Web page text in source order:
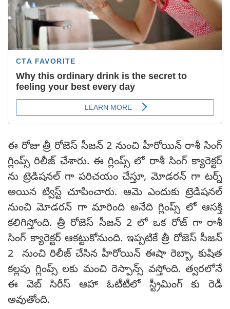
ఈ రోజు త్రీ రోజెస్ సీజన్ 2 నుంచి హీరోయిన్ రాశీ సింగ్
గ్లింప్స్ రిలీజ్ చేశారు. ఈ గ్లింప్స్ లో రాశీ సింగ్ క్యారెక్టర్
ను ట్రెడిషనల్ గా పరిచయం చేస్తూ, మోడరన్ గా టర్న్
అయిన ట్విస్ట్ చూపించారు. ఆమె ఎందుకు ట్రెడిషనల్
నుంచి మోడరన్ గా మారింది అనేది గ్లింప్స్ లో ఆసక్తి
కలిగిస్తోంది. త్రీ రోజెస్ సీజన్ 2 లో ఒక రోజ్ గా రాశీ
సింగ్ క్యారెక్టర్ ఆకట్టుకోనుంది. ఇప్పటికే త్రీ రోజెస్ సీజన్
2 నుంచి రిలీజ్ చేసిన హీరోయిన్ ఈషా రెబ్బా, కుషిత
కల్లపు గ్లింప్స్ లకు మంచి రెస్పాన్స్ వస్తోంది. త్వరలోనే
ఈ వెబ్ సిరీస్ ఆహా ఓటీటీలో స్ట్రీమింగ్ కు రెడీ
అవుతోంది.